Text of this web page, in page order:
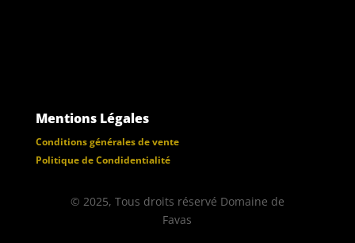
Mentions Légales
Conditions générales de vente
Politique de Condidentialité
© 2025, Tous droits réservé Domaine de
Favas